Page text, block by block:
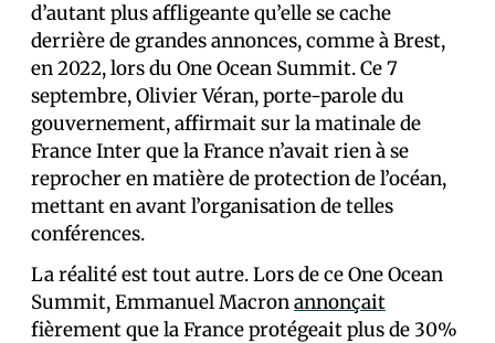
d’autant plus affligeante qu’elle se cache
derrière de grandes annonces, comme à Brest,
en 2022, lors du One Ocean Summit. Ce 7
septembre, Olivier Véran, porte-parole du
gouvernement, affirmait sur la matinale de
France Inter que la France n’avait rien à se
reprocher en matière de protection de l’océan,
mettant en avant l’organisation de telles
conférences.
La réalité est tout autre. Lors de ce One Ocean
Summit, Emmanuel Macronannonçait
fièrement que la France protégeait plus de 30%